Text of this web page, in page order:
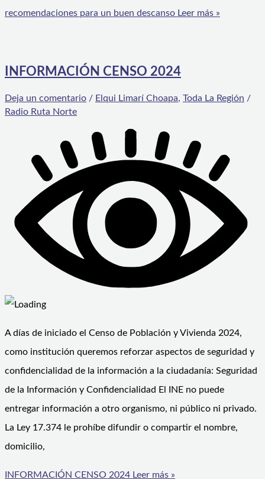
recomendaciones para un buen descanso Leer más »
INFORMACIÓN CENSO 2024
Deja un comentario / Elqui Limarí Choapa, Toda La Región /
Radio Ruta Norte
A días de iniciado el Censo de Población y Vivienda 2024,
como institución queremos reforzar aspectos de seguridad y
confidencialidad de la información a la ciudadanía: Seguridad
de la Información y Confidencialidad El INE no puede
entregar información a otro organismo, ni público ni privado.
La Ley 17.374 le prohíbe difundir o compartir el nombre,
domicilio,
INFORMACIÓN CENSO 2024 Leer más »